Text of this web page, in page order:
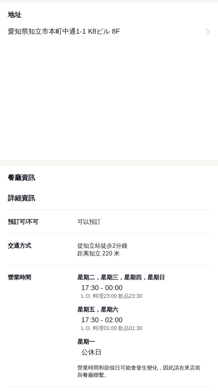
地址
愛知県知立市本町中通1-1 K8ビル 8F
餐廳資訊
詳細資訊
預訂可/不可 可以預訂
交通方式
從知立站徒步2分鐘
距离知立 220 米
營業時間 星期二，星期三，星期四，星期日
17:30 - 00:00
L.O. 料理23:00 飲品23:30
星期五，星期六
17:30 - 02:00
L.O. 料理01:00 飲品01:30
星期一
公休日
營業時間和節假日可能會發生變化，因此請在來店前
與餐廳聯繫。